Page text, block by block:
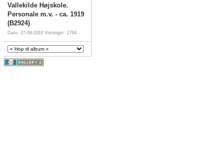
Vallekilde Højskole.
Personale m.v. - ca. 1919
(B2924)
Dato: 27-09-2010 Visninger: 1794